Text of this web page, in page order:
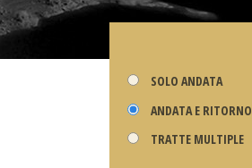
SOLO ANDATA
ANDATA E RITORNO
TRATTE MULTIPLE